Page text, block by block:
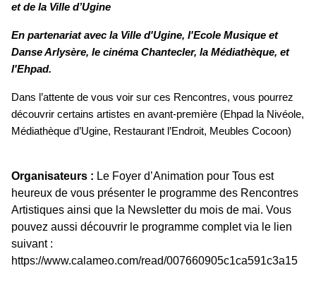
et de la Ville d’Ugine
En partenariat avec la Ville d'Ugine, l'Ecole Musique et
Danse Arlysère, le cinéma Chantecler, la Médiathèque, et
l'Ehpad.
Dans l’attente de vous voir sur ces Rencontres, vous pourrez
découvrir certains artistes en avant-première (Ehpad la Nivéole,
Médiathèque d’Ugine, Restaurant l’Endroit, Meubles Cocoon)
Organisateurs : Le Foyer d’Animation pour Tous est
heureux de vous présenter le programme des Rencontres
Artistiques ainsi que la Newsletter du mois de mai. Vous
pouvez aussi découvrir le programme complet via le lien
suivant :
https://www.calameo.com/read/007660905c1ca591c3a15